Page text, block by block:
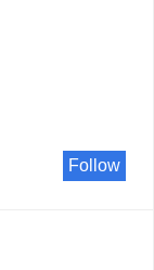
Follow